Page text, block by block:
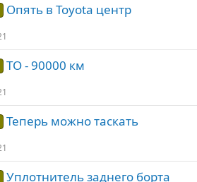
Опять в Toyota центр
ТО - 90000 км
Теперь можно таскать
Уплотнитель заднего борта